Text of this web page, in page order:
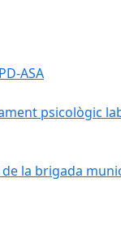
ASA
psicològic
la brigada